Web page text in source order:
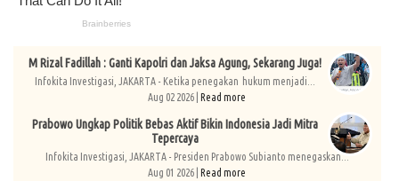
M Rizal Fadillah : Ganti Kapolri dan Jaksa Agung, Sekarang Juga!
Infokita Investigasi, JAKARTA - Ketika penegakan hukum menjadi...
Aug 02 2026 | Read more
Prabowo Ungkap Politik Bebas Aktif Bikin Indonesia Jadi Mitra
Tepercaya
Infokita Investigasi, JAKARTA - Presiden Prabowo Subianto menegaskan...
Aug 01 2026 | Read more